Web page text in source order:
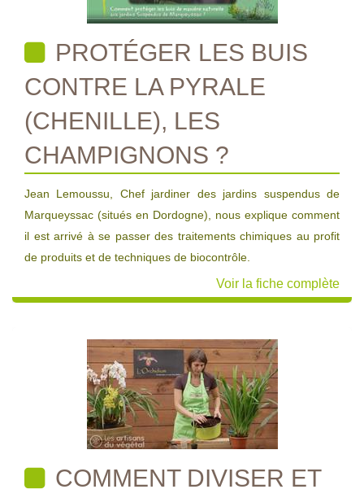
PROTÉGER LES BUIS
CONTRE LA PYRALE
(CHENILLE), LES
CHAMPIGNONS ?
Jean Lemoussu, Chef jardiner des jardins suspendus de
Marqueyssac (situés en Dordogne), nous explique comment
il est arrivé à se passer des traitements chimiques au profit
de produits et de techniques de biocontrôle.
Voir la fiche complète
COMMENT DIVISER ET